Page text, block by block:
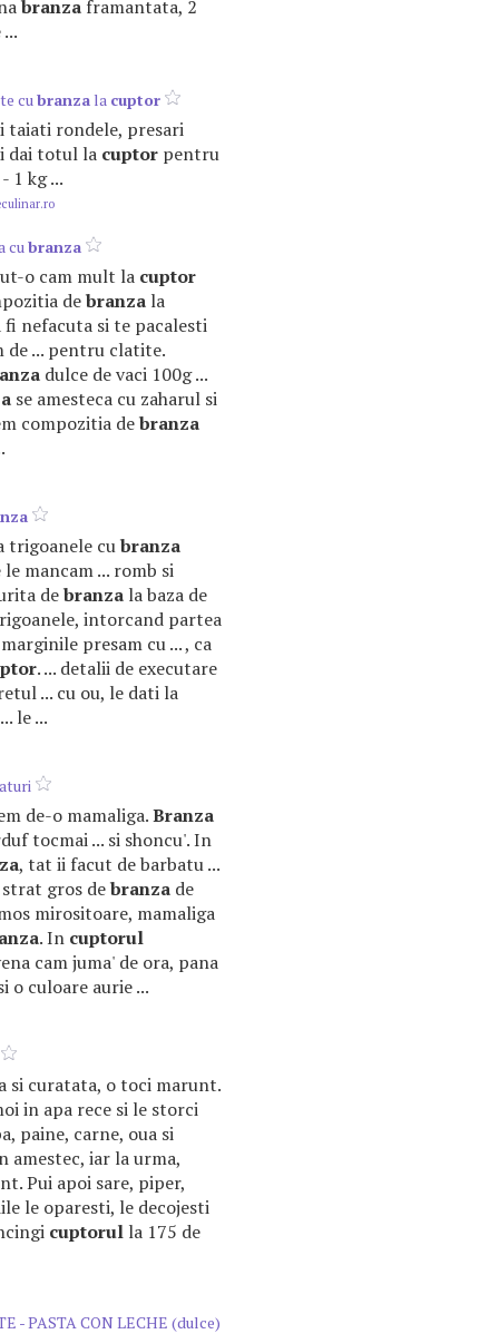
branza framantata, 2
cubranza la cuptor
taiati rondele, presari
dai totul la cuptor pentru
1 kg ...
cubranza
o cam mult la cuptor
debranza la
nefacuta si te pacalesti
de ... pentru clatite.
dulce de vaci 100g ...
se amesteca cu zaharul si
compozitia debranza
trigoanele cubranza
mancam ... romb si
debranza la baza de
intorcand partea
presam cu ... , ca
. ... detalii de executare
... cu ou, le dati la
le ...
de-o mamaliga.Branza
tocmai ... si shoncu'. In
, tat ii facut de barbatu ...
gros debranza de
mirositoare, mamaliga
. In cuptorul
cam juma' de ora, pana
o culoare aurie ...
si curatata, o toci marunt.
in apa rece si le storci
paine, carne, oua si
amestec, iar la urma,
Pui apoi sare, piper,
le oparesti, le decojesti
cuptorul la 175 de
- PASTA CON LECHE (dulce)